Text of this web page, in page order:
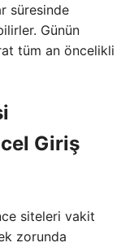
süresinde
Günün
tüm an öncelikli
Giriş
siteleri vakit
zorunda